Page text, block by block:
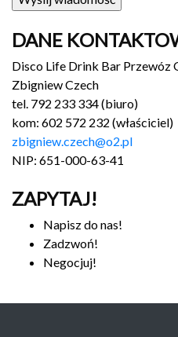
DANE
Disco Life Drink Bar Przewóz
Zbigniew Czech
tel. 792 233 334 (biuro)
kom: 602 572 232 (właściciel)
zbigniew.czech@o2.pl
NIP: 651-000-63-41
ZAPYTAJ!
Napisz do nas!
Zadzwoń!
Negocjuj!